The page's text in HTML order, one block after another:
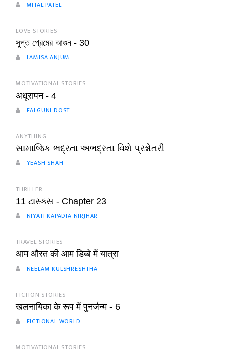
MITAL PATEL
LOVE STORIES
সুপ্ত প্রেমের আগুন - 30
LAMISA ANJUM
MOTIVATIONAL STORIES
अधूरापन - 4
FALGUNI DOST
ANYTHING
સામાજિક ભદ્રતા અભદ્રતા વિશે પ્રશ્નોતરી
YEASH SHAH
THRILLER
11 ટાસ્ક્સ - Chapter 23
NIYATI KAPADIA NIRJHAR
TRAVEL STORIES
आम औरत की आम डिब्बे में यात्रा
NEELAM KULSHRESHTHA
FICTION STORIES
खलनायिका के रूप में पुनर्जन्म - 6
FICTIONAL WORLD
MOTIVATIONAL STORIES